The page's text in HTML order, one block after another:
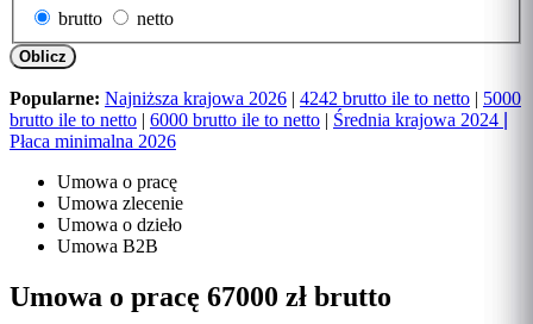
brutto netto
Oblicz
Popularne: Najniższa krajowa 2026 | 4242 brutto ile to netto | 5000
brutto ile to netto | 6000 brutto ile to netto | Średnia krajowa 2024
Płaca minimalna 2026
Umowa o pracę
Umowa zlecenie
Umowa o dzieło
Umowa B2B
Umowa o pracę 67000 zł brutto